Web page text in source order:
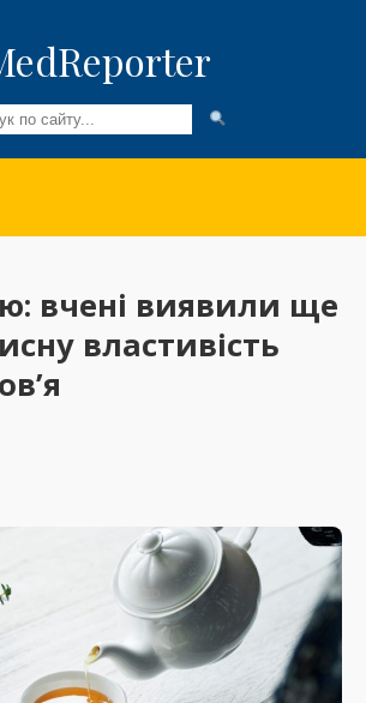
вчені виявили ще
властивість